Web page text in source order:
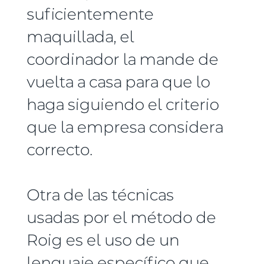
suficientemente
maquillada, el
coordinador la mande de
vuelta a casa para que lo
haga siguiendo el criterio
que la empresa considera
correcto.
Otra de las técnicas
usadas por el método de
Roig es el uso de un